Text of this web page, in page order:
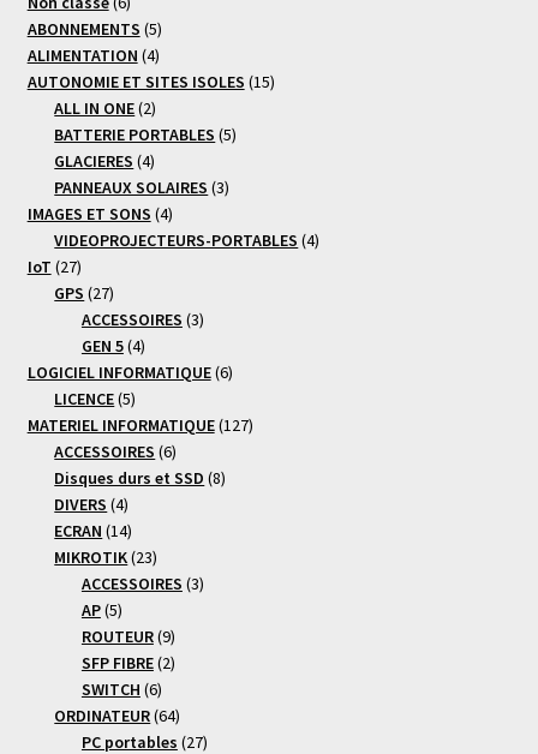
produits
ABONNEMENTS 55
produits
ALIMENTATION 44
produits
AUTONOMIE ET SITES ISOLES 1515
ALL IN ONE 22
produits
BATTERIE PORTABLES 55
GLACIERES 44
produits
PANNEAUX SOLAIRES 33
IMAGES ET SONS 44
produits
VIDEOPROJECTEURS-PORTABLES 44
IoT 2727
produits
GPS 2727
produits
ACCESSOIRES 33
GEN 5 44
produits
LOGICIEL INFORMATIQUE 66
LICENCE 55
produits
MATERIEL INFORMATIQUE 127127
ACCESSOIRES 66
produits
Disques durs et SSD 88
DIVERS 44
produits
ECRAN 1414
produits
MIKROTIK 2323
produits
ACCESSOIRES 33
AP 55
produits
ROUTEUR 99
produits
SFP FIBRE 22
SWITCH 66
produits
ORDINATEUR 6464
produits
PC portables 2727